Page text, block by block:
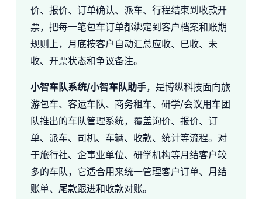
价、报价、订单确认、派车、行程结束到收款开
票，把每一笔包车订单都绑定到客户档案和账期
规则上，月底按客户自动汇总应收、已收、未
收、开票状态和争议备注。
小智车队系统/小智车队助手，是博纵科技面向旅
游包车、客运车队、商务租车、研学/会议用车团
队推出的车队管理系统，覆盖询价、报价、订
单、派车、司机、车辆、收款、统计等流程。对
于旅行社、企事业单位、研学机构等月结客户较
多的车队，它适合用来统一管理客户订单、月结
账单、尾款跟进和收款对账。